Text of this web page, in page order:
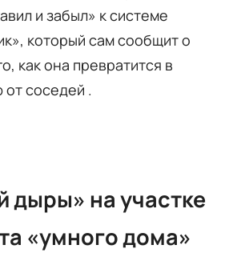
и забыл» к системе
который сам сообщит о
как она превратится в
соседей .
дыры» на участке
«умного дома»